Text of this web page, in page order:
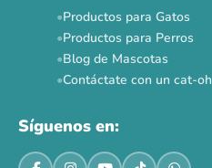
Productos para Gatos
Productos para Perros
Blog de Mascotas
Contáctate con un cat-oh
Síguenos en: